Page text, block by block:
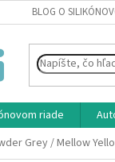
BLOG O
riade
Grey / Mellow